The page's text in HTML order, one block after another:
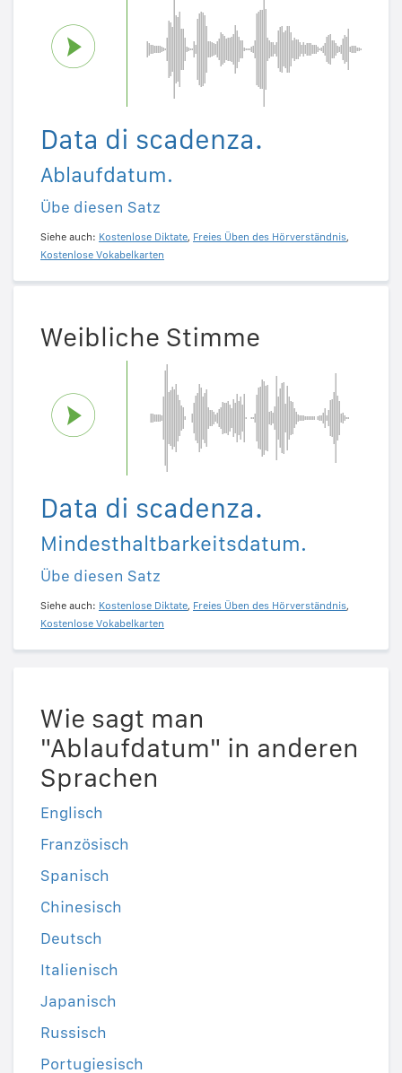
Data di scadenza.
Ablaufdatum.
Übe diesen Satz
Siehe auch: Kostenlose Diktate, Freies Üben des Hörverständnis,
Kostenlose Vokabelkarten
Weibliche Stimme
Data di scadenza.
Mindesthaltbarkeitsdatum.
Übe diesen Satz
Siehe auch: Kostenlose Diktate, Freies Üben des Hörverständnis,
Kostenlose Vokabelkarten
Wie sagt man
"Ablaufdatum" in anderen
Sprachen
Englisch
Französisch
Spanisch
Chinesisch
Deutsch
Italienisch
Japanisch
Russisch
Portugiesisch